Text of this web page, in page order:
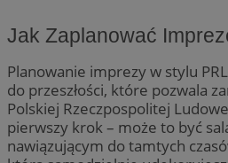
Jak Zaplanować
Planowanie imprezy w stylu
do przeszłości, które pozwala
Polskiej Rzeczpospolitej
pierwszy krok – może to być
nawiązującym do tamtych